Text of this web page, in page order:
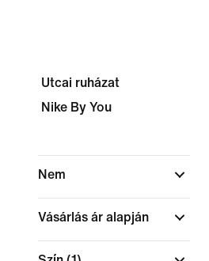
Utcai ruházat
Nike By You
Nem
Vásárlás ár alapján